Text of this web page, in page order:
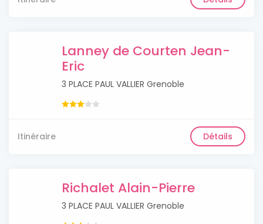
Lanney de Courten Jean-
Eric
3 PLACE PAUL VALLIER Grenoble
Itinéraire Détails
Richalet Alain-Pierre
3 PLACE PAUL VALLIER Grenoble